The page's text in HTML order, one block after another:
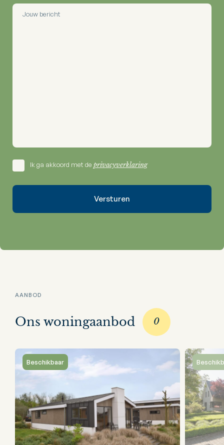
Ik ga akkoord met de privacyverklaring
AANBOD
Ons woningaanbod 0
Beschikbaar